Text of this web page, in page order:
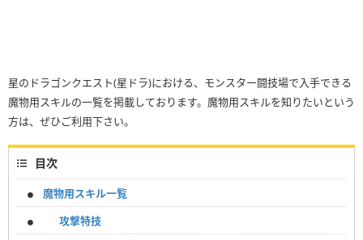
星のドラゴンクエスト(星ドラ)における、モンスター闘技場で入手できる
魔物用スキルの一覧を掲載しております。魔物用スキルを知りたいという
方は、ぜひご利用下さい。
目次
魔物用スキル一覧
攻撃特技